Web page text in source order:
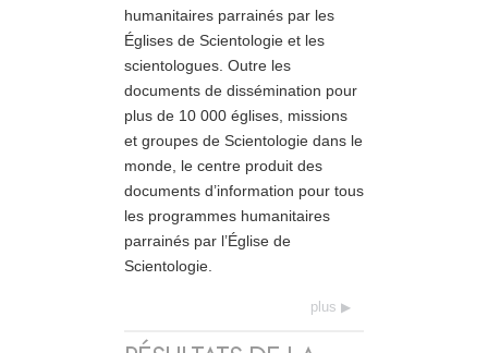
humanitaires parrainés par les
Églises de Scientologie et les
scientologues. Outre les
documents de dissémination pour
plus de 10 000 églises, missions
et groupes de Scientologie dans le
monde, le centre produit des
documents d’information pour tous
les programmes humanitaires
parrainés par l’Église de
Scientologie.
plus